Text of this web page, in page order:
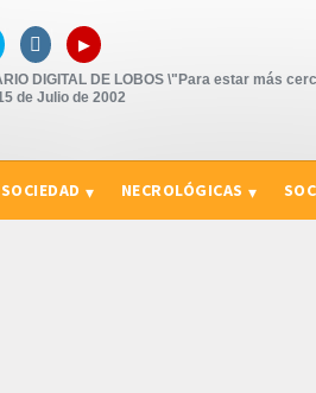
 ▸
DIGITAL DE LOBOS \"Para estar más
de Julio de 2002
SOCIEDAD NECROLÓGICAS